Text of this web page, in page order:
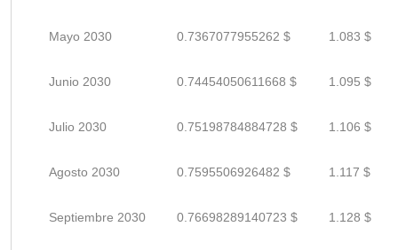
Mayo 2030 0.7367077955262 $ 1.083 $
Junio 2030 0.74454050611668 $ 1.095 $
Julio 2030 0.75198784884728 $ 1.106 $
Agosto 2030 0.7595506926482 $ 1.117 $
Septiembre 2030 0.76698289140723 $ 1.128 $